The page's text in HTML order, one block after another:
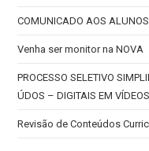
COMUNICADO AOS
Venha ser monitor na NOVA
PROCESSO SELETIVO
ÚDOS – DIGITAIS EM
Revisão de Conteúdos